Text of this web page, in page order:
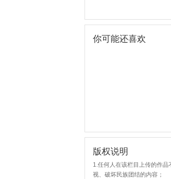
你可能还喜欢
版权说明
1.任何人在该栏目上传的作
视、破坏民族团结的内容；